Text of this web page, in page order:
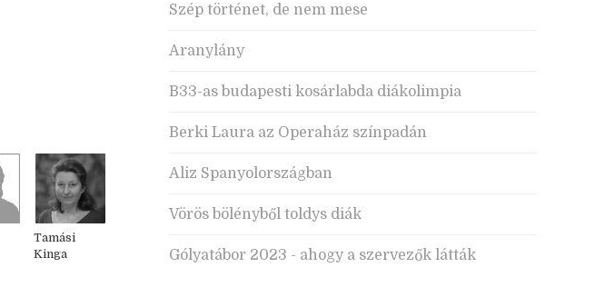
Tamási
Kinga
Szép történet, de nem mese
Aranylány
B33-as budapesti kosárlabda diákolimpia
Berki Laura az Operaház színpadán
Aliz Spanyolországban
Vörös bölényből toldys diák
Gólyatábor 2023 - ahogy a szervezők látták